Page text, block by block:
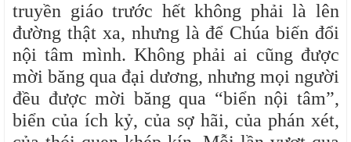
truyền giáo trước hết không phải là lên
đường thật xa, nhưng là để Chúa biến đổi
nội tâm mình. Không phải ai cũng được
mời băng qua đại dương, nhưng mọi người
đều được mời băng qua “biển nội tâm”,
biển của ích kỷ, của sợ hãi, của phán xét,